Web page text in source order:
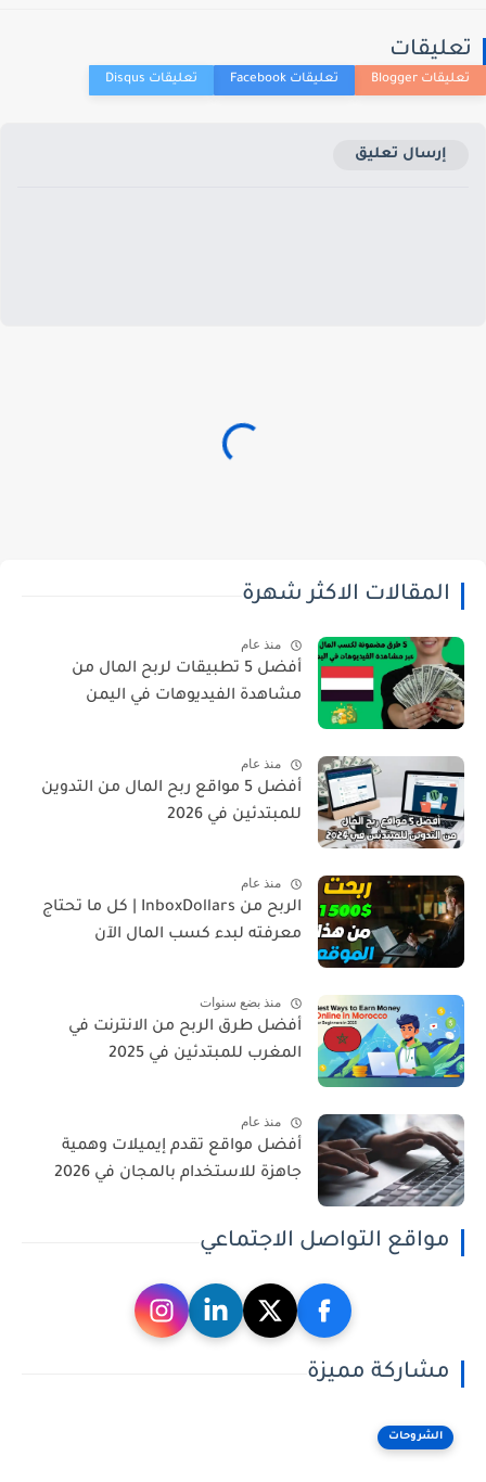
تعليقات
إرسال تعليق
المقالات الاكثر شهرة
منذ عام
أفضل 5 تطبيقات لربح المال من
مشاهدة الفيديوهات في اليمن
منذ عام
أفضل 5 مواقع ربح المال من التدوين
للمبتدئين في 2026
منذ عام
الربح من InboxDollars | كل ما تحتاج
معرفته لبدء كسب المال الآن
منذ بضع سنوات
أفضل طرق الربح من الانترنت في
المغرب للمبتدئين في 2025
منذ عام
أفضل مواقع تقدم إيميلات وهمية
جاهزة للاستخدام بالمجان في 2026
مواقع التواصل الاجتماعي
مشاركة مميزة
الشروحات